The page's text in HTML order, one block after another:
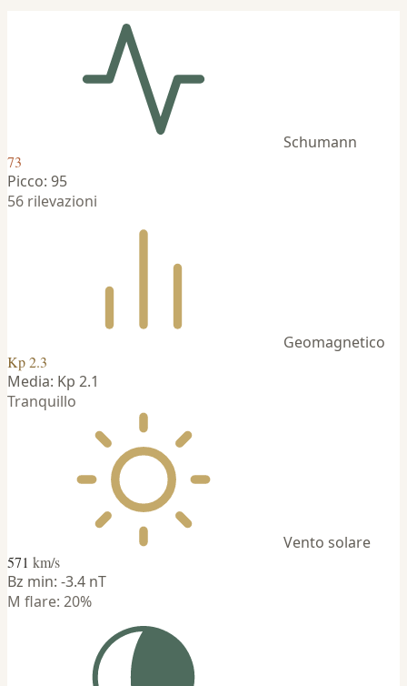
Schumann
73
Picco: 95
56 rilevazioni
Geomagnetico
Kp 2.3
Media: Kp 2.1
Tranquillo
Vento solare
571 km/s
Bz min: -3.4 nT
M flare: 20%